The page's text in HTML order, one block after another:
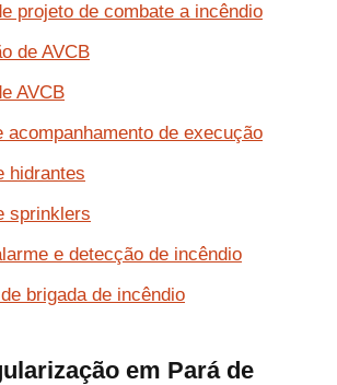
projeto de combate a incêndio
de AVCB
AVCB
acompanhamento de execução
hidrantes
sprinklers
e detecção de incêndio
brigada de incêndio
em Pará de